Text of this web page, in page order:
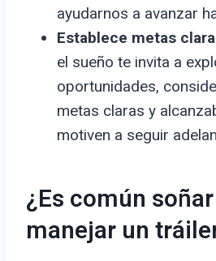
ayudarnos a avanzar
Establece metas
el sueño te invita a
oportunidades,
metas claras y
motiven a seguir
¿Es común
manejar un